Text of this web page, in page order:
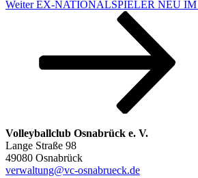
Nächster
Weiter EX-NATIONALSPIELER NEU
Volleyballclub Osnabrück e. V.
Lange Straße 98
49080 Osnabrück
verwaltung@vc-osnabrueck.de